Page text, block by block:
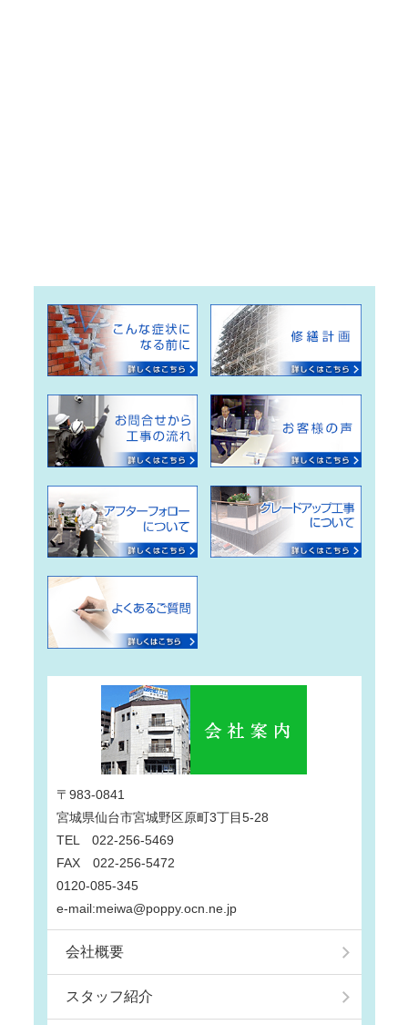
〒983-0841
宮城県仙台市宮城野区原町3丁目5-28
TEL 022-256-5469
FAX 022-256-5472
0120-085-345
e-mail:meiwa@poppy.ocn.ne.jp
会社概要
スタッフ紹介